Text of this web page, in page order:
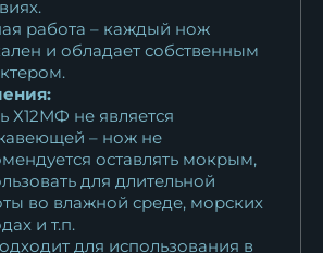
работа – каждый нож
и обладает собственным
Х12МФ не является
– нож не
оставлять мокрым,
для длительной
во влажной среде, морских
и т.п.
для использования в